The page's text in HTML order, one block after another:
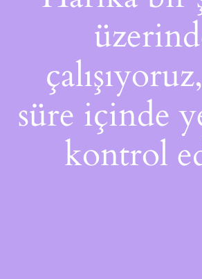
süre içinde
kontrol